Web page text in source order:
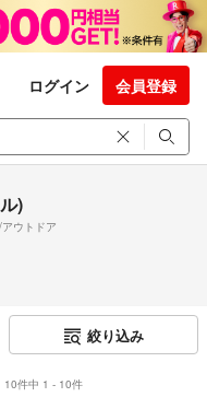
ログイン 会員登録
)
ウトドア
絞り込み
10件中 1 - 10件